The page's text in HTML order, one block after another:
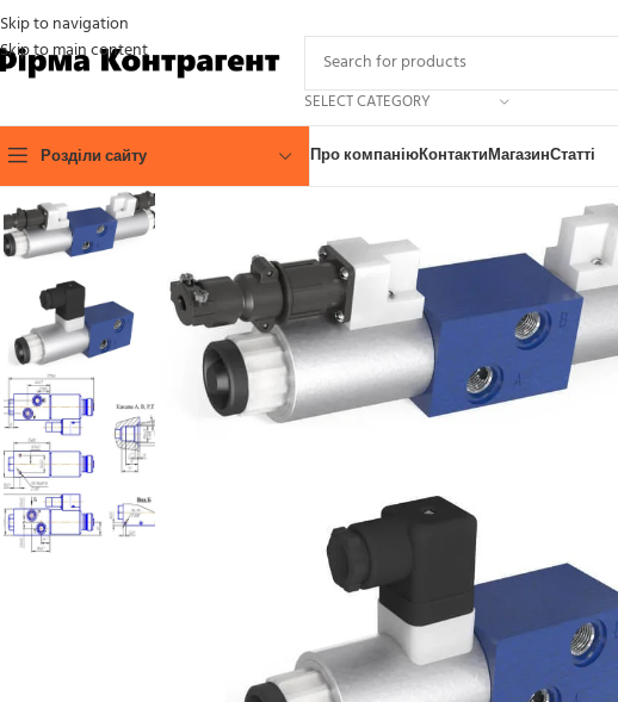
Skip to navigation
Skip to main content
SELECT CATEGORY
Розділи сайту Про компаніюКонтактиМагазинСтатті